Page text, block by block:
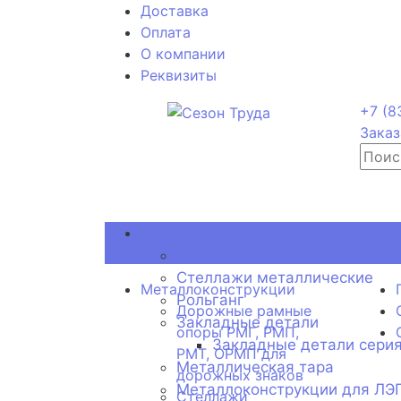
Доставка
Оплата
О компании
Реквизиты
+7
Стеллажи металлические
Рольганг
Закладные детали
Закладные детали
Металлическая тара
Металлоконструкции для
Металлоконструкции
Дорожные рамные
опоры РМГ, РМП,
РМТ, ОРМП для
дорожных знаков
Стеллажи